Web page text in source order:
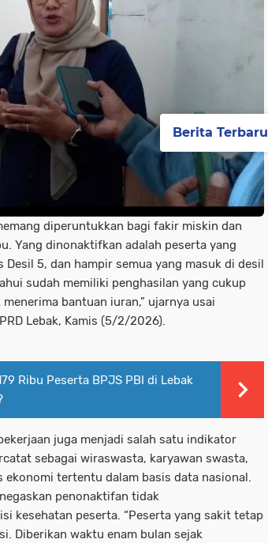
diperuntukkan bagi fakir miskin dan
Yang dinonaktifkan adalah peserta yang
Desil 5, dan hampir semua yang masuk di desil
sudah memiliki penghasilan yang cukup
bantuan iuran,” ujarnya usai
Lebak, Kamis (5/2/2026).
Ribu Peserta BPJS PBI di Lebak
juga menjadi salah satu indikator
sebagai wiraswasta, karyawan swasta,
ekonomi tertentu dalam basis data nasional.
penonaktifan tidak
kesehatan peserta. “Peserta yang sakit tetap
Diberikan waktu enam bulan sejak
Berita Terbaru